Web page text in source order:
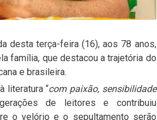
desta terça-feira (16), aos 78 anos,
família, que destacou a trajetória do
e brasileira.
literatura “com paixão, sensibilidade
de leitores e contribuiu
o velório e o sepultamento serão